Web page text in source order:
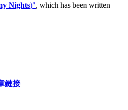
Nights)", which has been written
鏈接